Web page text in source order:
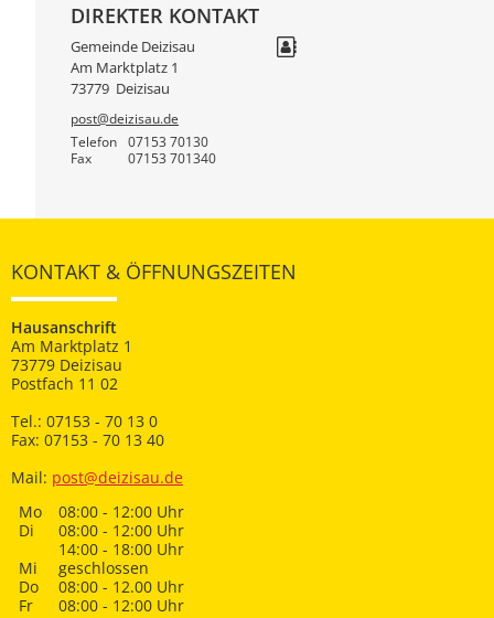
DIREKTER KONTAKT
Gemeinde Deizisau
Am Marktplatz 1
73779 Deizisau
post@deizisau.de
Telefon
07153 70130
Fax 07153 701340
KONTAKT & ÖFFNUNGSZEITEN
Hausanschrift
Am Marktplatz 1
73779 Deizisau
Postfach 11 02
Tel.: 07153 - 70 13 0
Fax: 07153 - 70 13 40
Mail: post@deizisau.de
Mo
08:00 - 12:00 Uhr
Di
08:00 - 12:00 Uhr
14:00 - 18:00 Uhr
Mi
geschlossen
Do
08:00 - 12.00 Uhr
Fr
08:00 - 12:00 Uhr